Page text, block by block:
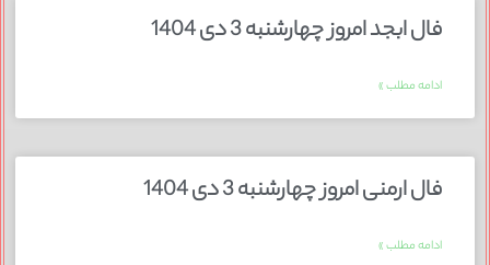
فال ابجد امروز چهارشنبه 3 دی 1404
ادامه مطلب »
فال ارمنی امروز چهارشنبه 3 دی 1404
ادامه مطلب »